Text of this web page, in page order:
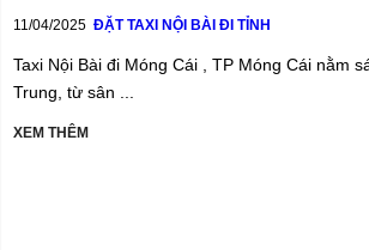
11/04/2025 ĐẶT TAXI NỘI BÀI ĐI TỈNH
Taxi Nội Bài đi Móng Cái , TP Móng Cái nằm
Trung, từ sân ...
XEM THÊM